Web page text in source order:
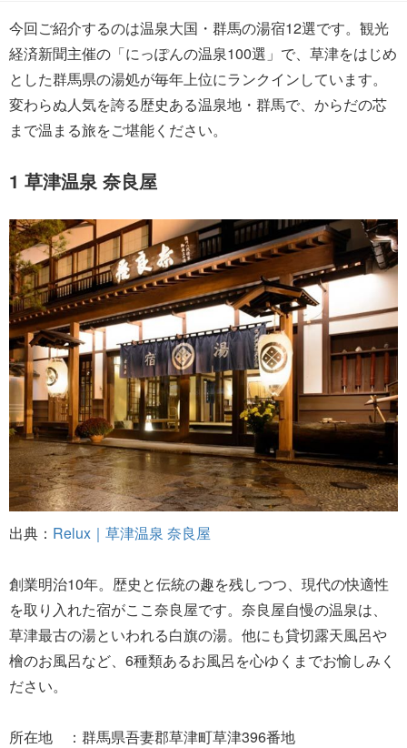
今回ご紹介するのは温泉大国・群馬の湯宿12選です。観光
経済新聞主催の「にっぽんの温泉100選」で、草津をはじめ
とした群馬県の湯処が毎年上位にランクインしています。
変わらぬ人気を誇る歴史ある温泉地・群馬で、からだの芯
まで温まる旅をご堪能ください。
1 草津温泉 奈良屋
出典： Relux｜草津温泉 奈良屋
創業明治10年。歴史と伝統の趣を残しつつ、現代の快適性
を取り入れた宿がここ奈良屋です。奈良屋自慢の温泉は、
草津最古の湯といわれる白旗の湯。他にも貸切露天風呂や
檜のお風呂など、6種類あるお風呂を心ゆくまでお愉しみく
ださい。
所在地 ：群馬県吾妻郡草津町草津396番地